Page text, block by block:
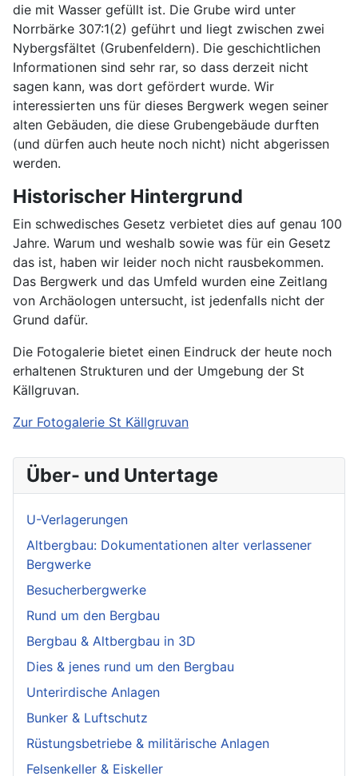
die mit Wasser gefüllt ist. Die Grube wird unter
Norrbärke 307:1(2) geführt und liegt zwischen zwei
Nybergsfältet (Grubenfeldern). Die geschichtlichen
Informationen sind sehr rar, so dass derzeit nicht
sagen kann, was dort gefördert wurde. Wir
interessierten uns für dieses Bergwerk wegen seiner
alten Gebäuden, die diese Grubengebäude durften
(und dürfen auch heute noch nicht) nicht abgerissen
werden.
Historischer Hintergrund
Ein schwedisches Gesetz verbietet dies auf genau 100
Jahre. Warum und weshalb sowie was für ein Gesetz
das ist, haben wir leider noch nicht rausbekommen.
Das Bergwerk und das Umfeld wurden eine Zeitlang
von Archäologen untersucht, ist jedenfalls nicht der
Grund dafür.
Die Fotogalerie bietet einen Eindruck der heute noch
erhaltenen Strukturen und der Umgebung der St
Källgruvan.
Zur Fotogalerie St Källgruvan
Über- und Untertage
U-Verlagerungen
Altbergbau: Dokumentationen alter verlassener
Bergwerke
Besucherbergwerke
Rund um den Bergbau
Bergbau & Altbergbau in 3D
Dies & jenes rund um den Bergbau
Unterirdische Anlagen
Bunker & Luftschutz
Rüstungsbetriebe & militärische Anlagen
Felsenkeller & Eiskeller